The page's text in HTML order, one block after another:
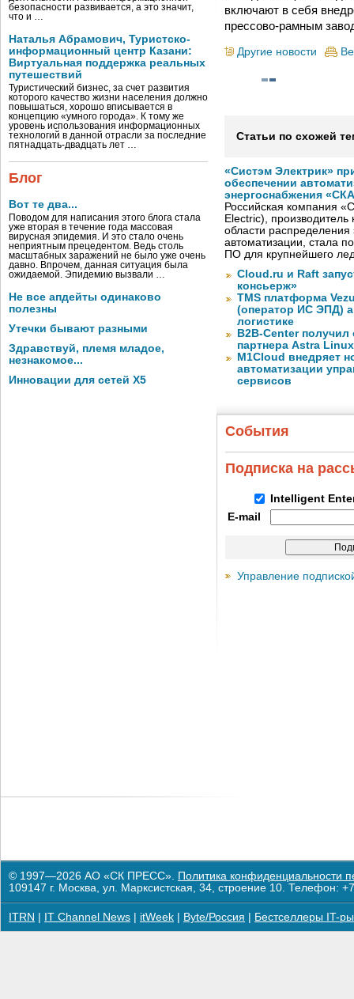
безопасности развивается, а это значит,
что и …
Наталья Абрамович, Туристско-
информационный центр Казани:
Виртуальная поддержка реальных
путешествий
Туристический бизнес, за счет развития
которого качество жизни населения должно
повышаться, хорошо вписывается в
концепцию «умного города». К тому же
уровень использования информационных
технологий в данной отрасли за последние
пятнадцать-двадцать лет …
Блог
Вот те два...
Поводом для написания этого блога стала
уже вторая в течение года массовая
вирусная эпидемия. И это стало очень
неприятным прецедентом. Ведь столь
масштабных заражений не было уже очень
давно. Впрочем, данная ситуация была
ожидаемой. Эпидемию вызвали …
Не все апдейты одинаково
полезны
Утечки бывают разными
Здравствуй, племя младое,
незнакомое...
Инновации для сетей X5
включают в себя
прессово-рамным
Другие новости
Статьи по схожей
«Систэм Электрик»
обеспечении
энергоснабжения
Российская компания
Electric),
области распределения
автоматизации, стала
ПО для крупнейшего
Cloud.ru и Raft
консьерж»
TMS платформа
(оператор ИС ЭПД)
логистике
B2B-Center получил
партнера Astra Linux
M1Cloud внедряет
автоматизации
сервисов
События
Подписка на
Intelligent
E-mail
Управление
© 1997—2026 АО «СК ПРЕСС». Политика конфиденциальности
109147 г. Москва, ул. Марксистская, 34, строение 10. Телефон:
ITRN IT Channel News itWeek Byte/Россия Бестселлеры IT-